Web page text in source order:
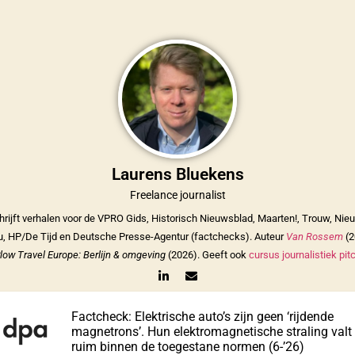
Laurens Bluekens
Freelance journalist
verhalen voor de VPRO Gids, Historisch Nieuwsblad, Maarten!, Trouw,
HP/De Tijd en Deutsche Presse-Agentur (factchecks). Auteur Van Rossem
Travel Europe: Berlijn & omgeving (2026). Geeft ook cursus journalistiek
Factcheck: Elektrische auto’s zijn geen ‘rijdende
magnetrons’. Hun elektromagnetische straling valt
ruim binnen de toegestane normen (6-’26)